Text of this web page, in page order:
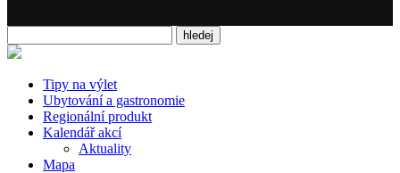
Tipy na výlet
Ubytování a gastronomie
Regionální produkt
Kalendář akcí
Aktuality
Mapa